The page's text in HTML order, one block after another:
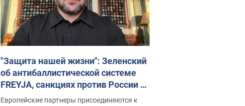
"Защита нашей жизни": Зеленский
об антибаллистической системе
FREYJA, санкциях против России и
поддержке аграриев. Видео
Европейские партнеры присоединяются к